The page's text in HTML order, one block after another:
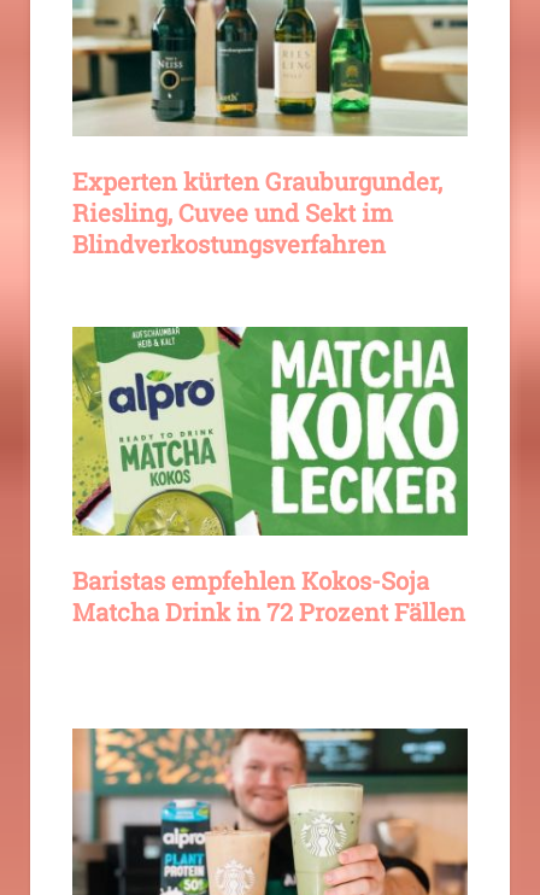
Experten kürten Grauburgunder,
Riesling, Cuvee und Sekt im
Blindverkostungsverfahren
Baristas empfehlen Kokos-Soja
Matcha Drink in 72 Prozent Fällen